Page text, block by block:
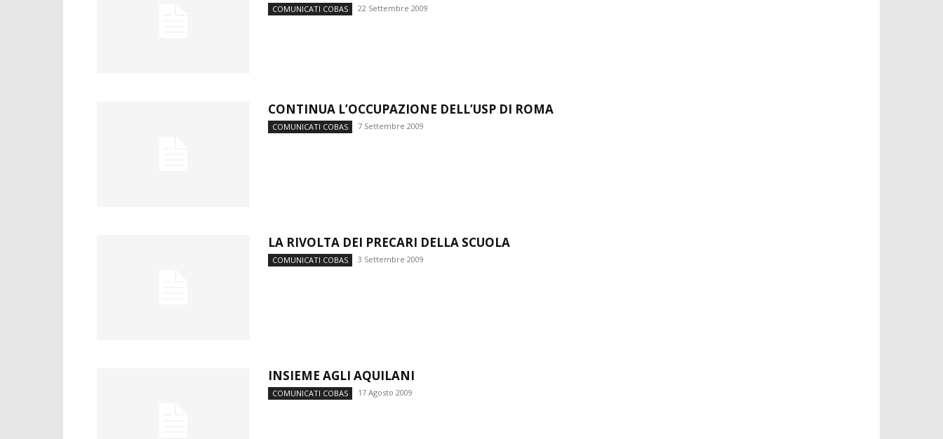
COMUNICATI COBAS 22 Settembre 2009
CONTINUA L’OCCUPAZIONE DELL’USP DI ROMA
COMUNICATI COBAS 7 Settembre 2009
LA RIVOLTA DEI PRECARI DELLA SCUOLA
COMUNICATI COBAS 3 Settembre 2009
INSIEME AGLI AQUILANI
COMUNICATI COBAS 17 Agosto 2009